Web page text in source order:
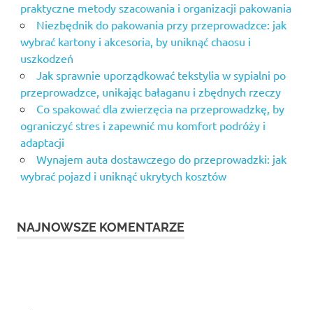
praktyczne metody szacowania i organizacji pakowania
Niezbędnik do pakowania przy przeprowadzce: jak
wybrać kartony i akcesoria, by uniknąć chaosu i
uszkodzeń
Jak sprawnie uporządkować tekstylia w sypialni po
przeprowadzce, unikając bałaganu i zbędnych rzeczy
Co spakować dla zwierzęcia na przeprowadzkę, by
ograniczyć stres i zapewnić mu komfort podróży i
adaptacji
Wynajem auta dostawczego do przeprowadzki: jak
wybrać pojazd i uniknąć ukrytych kosztów
NAJNOWSZE KOMENTARZE